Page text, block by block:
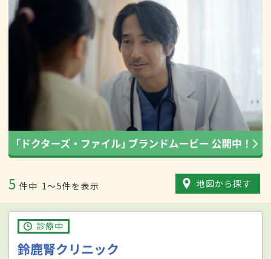
5 件中 1〜5件を表示 地図から探す
診療中
鈴鹿腎クリニック